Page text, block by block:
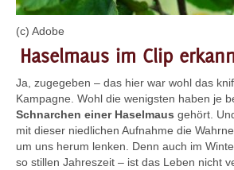
(c) Adobe
Haselmaus im Clip
Ja, zugegeben – das hier war wohl das
Kampagne. Wohl die wenigsten haben je
Schnarchen einer Haselmaus gehört.
mit dieser niedlichen Aufnahme die
um uns herum lenken. Denn auch im
so stillen Jahreszeit – ist das Leben nicht